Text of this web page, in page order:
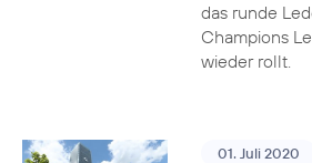
das runde
Champions
wieder rollt.
01. Juli 2020